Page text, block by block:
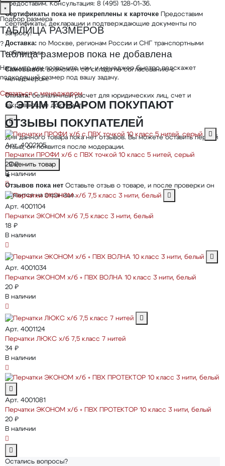
предоставим. Консультация: 8 (495) 128-01-36.
Сертификаты пока не прикреплены к карточке Предоставим
сертификаты, декларации и подтверждающие документы по
запросу.
Доставка: по Москве, регионам России и СНГ транспортными
компаниями.
Самовывоз:возможен со склада по согласованию с
менеджером.
Оплата:безналичный расчет для юридических лиц, счет и
закрывающие документы.
ОТЗЫВЫ ПОКУПАТЕЛЕЙ
Для данного товара пока нет отзывов. Вы можете оставить первый
отзыв, он появится после модерации.
Оценить товар
★
Отзывов пока нет Оставьте отзыв о товаре, и после проверки он
появится на странице.
×
Подбор размера
ТАБЛИЦА РАЗМЕРОВ
?
Таблица размеров пока не добавлена
Напишите или позвоните нам, и менеджер быстро подскажет
подходящий размер под вашу задачу.
Связаться с менеджером
С ЭТИМ ТОВАРОМ ПОКУПАЮТ
Арт. 4002105
Перчатки ПРОФИ х/б с ПВХ точкой 10 класс 5 нитей, серый
29 ₽
В наличии
Арт. 4001104
Перчатки ЭКОНОМ х/б 7,5 класс 3 нити, белый
18 ₽
В наличии
Арт. 4001034
Перчатки ЭКОНОМ х/б + ПВХ ВОЛНА 10 класс 3 нити, белый
20 ₽
В наличии
Арт. 4001124
Перчатки ЛЮКС х/б 7,5 класс 7 нитей
34 ₽
В наличии
Арт. 4001081
Перчатки ЭКОНОМ х/б + ПВХ ПРОТЕКТОР 10 класс 3 нити, белый
20 ₽
В наличии
Остались вопросы?